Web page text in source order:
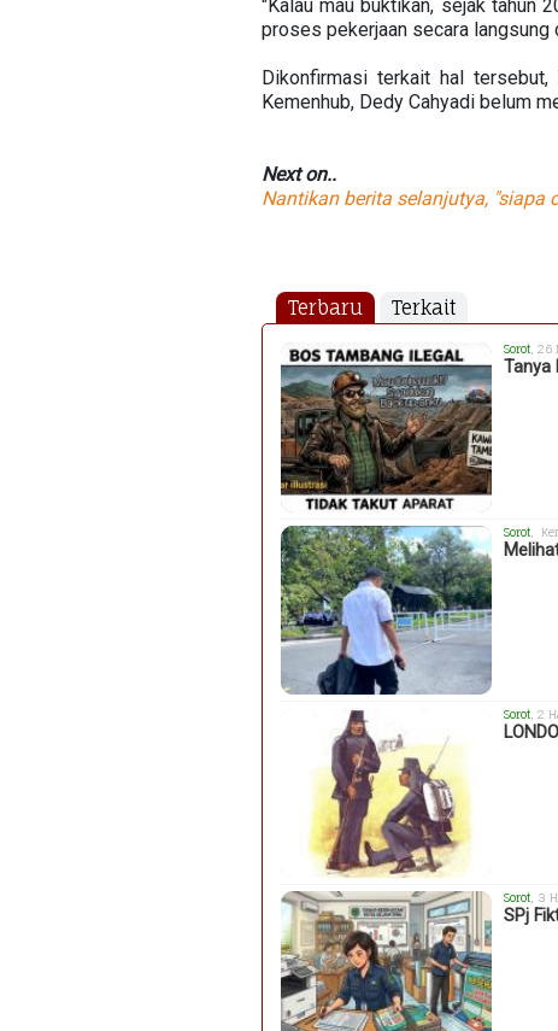
"Kalau mau buktikan, sejak tahun
proses pekerjaan secara langsung
Dikonfirmasi terkait hal
Kemenhub, Dedy Cahyadi belum
Next on..
Nantikan berita selanjutya, "siapa
Terbaru Terkait
Sorot ,
Tanya
Sorot ,
Sorot, 2
Sorot , 3
SPj